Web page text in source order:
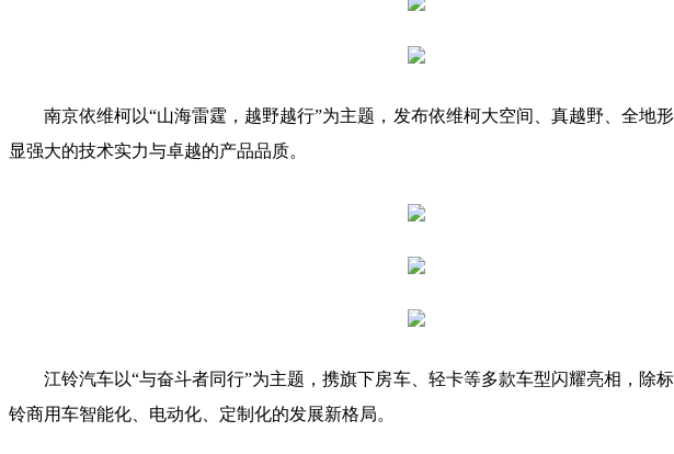
南京依维柯以“山海雷霆，越野越行”为主题，发布依维柯大空间、真越野、全
显强大的技术实力与卓越的产品品质。
江铃汽车以“与奋斗者同行”为主题，携旗下房车、轻卡等多款车型闪耀亮相，
铃商用车智能化、电动化、定制化的发展新格局。